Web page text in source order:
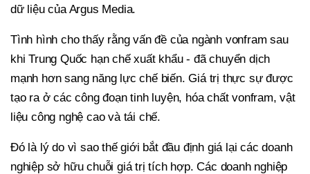
dữ liệu của Argus Media.
Tình hình cho thấy rằng vấn đề của ngành vonfram sau
khi Trung Quốc hạn chế xuất khẩu - đã chuyển dịch
mạnh hơn sang năng lực chế biến. Giá trị thực sự được
tạo ra ở các công đoạn tinh luyện, hóa chất vonfram, vật
liệu công nghệ cao và tái chế.
Đó là lý do vì sao thế giới bắt đầu định giá lại các doanh
nghiệp sở hữu chuỗi giá trị tích hợp. Các doanh nghiệp